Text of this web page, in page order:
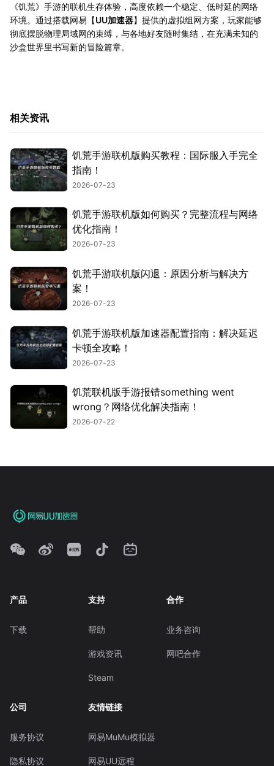
《饥荒》手游的联机生存体验，高度依赖一个稳定、低时延的网络
环境。通过搭载网易【UU加速器】提供的虚拟组网方案，玩家能够
彻底摆脱物理局域网的束缚，与各地好友随时集结，在充满未知的
沙盒世界里书写新的冒险篇章。
相关资讯
饥荒手游联机版购买教程：国际服入手完全
指南！
2026-07-23
饥荒手游联机版如何购买？完整流程与网络
优化指南！
2026-07-23
饥荒手游联机版闪退：原因分析与解决方
案！
2026-07-23
饥荒手游联机版加速器配置指南：解决延迟
卡顿全攻略！
2026-07-23
饥荒联机版手游报错something went
wrong？网络优化解决指南！
2026-07-22
产品
下载
支持
帮助
游戏资讯
Steam
合作
业务咨询
网吧合作
公司
服务协议
隐私协议
友情链接
网易MuMu模拟器
网易UU远程